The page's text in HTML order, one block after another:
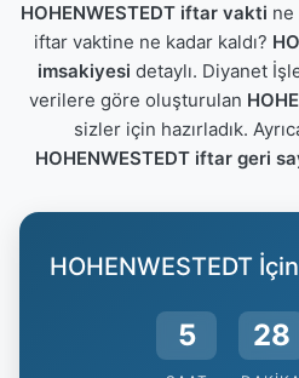
HOHENWESTEDT iftar vakti ne
iftar vaktine ne kadar kaldı?
imsakiyesi detaylı. Diyanet
verilere göre oluşturulan
sizler için hazırladık.
HOHENWESTEDT iftar geri
HOHENWESTEDT
5 28